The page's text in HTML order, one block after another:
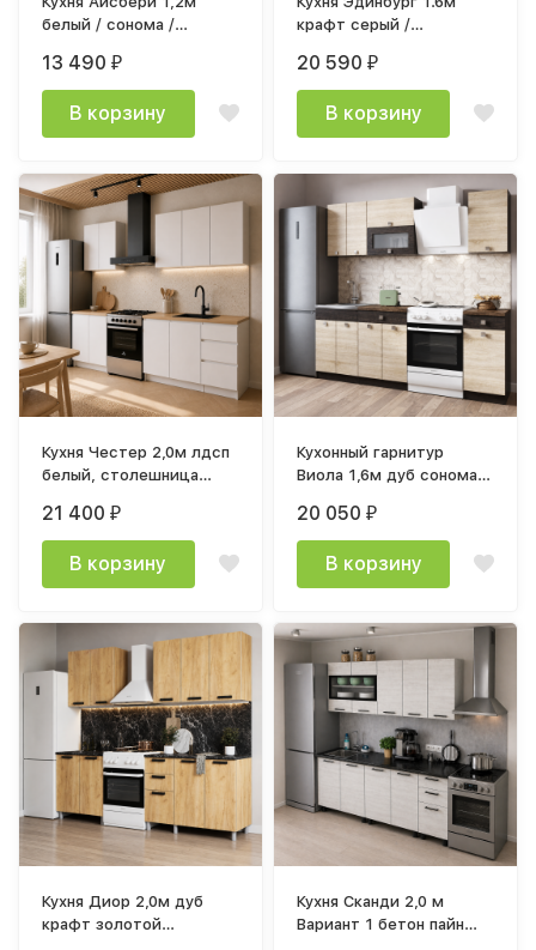
белый / сонома /
антарес
13 490₽
В корзину
крафт серый /
крафт серый
20 590₽
В корзину
Кухня Честер 2,0м лдсп
белый, столешница
21 400₽
В корзину
Кухонный гарнитур
Виола 1,6м дуб сонома,
20 050₽
В корзину
Кухня Диор 2,0м дуб
крафт золотой
Кухня Сканди 2,0 м
Вариант 1 бетон пайн